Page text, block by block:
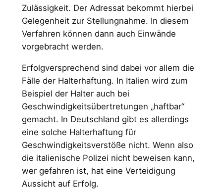
Zulässigkeit. Der Adressat bekommt hierbei
Gelegenheit zur Stellungnahme. In diesem
Verfahren können dann auch Einwände
vorgebracht werden.
Erfolgversprechend sind dabei vor allem die
Fälle der Halterhaftung. In Italien wird zum
Beispiel der Halter auch bei
Geschwindigkeitsübertretungen „haftbar“
gemacht. In Deutschland gibt es allerdings
eine solche Halterhaftung für
Geschwindigkeitsverstöße nicht. Wenn also
die italienische Polizei nicht beweisen kann,
wer gefahren ist, hat eine Verteidigung
Aussicht auf Erfolg.